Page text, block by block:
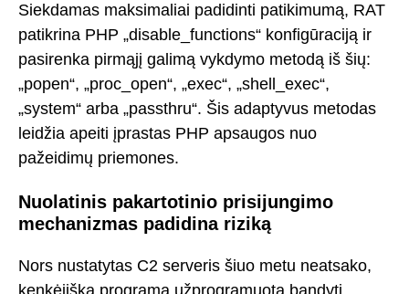
Siekdamas maksimaliai padidinti patikimumą, RAT
patikrina PHP „disable_functions“ konfigūraciją ir
pasirenka pirmąjį galimą vykdymo metodą iš šių:
„popen“, „proc_open“, „exec“, „shell_exec“,
„system“ arba „passthru“. Šis adaptyvus metodas
leidžia apeiti įprastas PHP apsaugos nuo
pažeidimų priemones.
Nuolatinis pakartotinio prisijungimo
mechanizmas padidina riziką
Nors nustatytas C2 serveris šiuo metu neatsako,